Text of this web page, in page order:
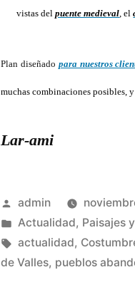
vistas delpuente medieval, el
Plan diseñado para nuestros
muchas combinaciones posibles,
Lar-ami
Publicado
por
admin
Publicado
en
Actualidad, Paisajes
Etiquetas:
actualidad,
de Valles, pueblos